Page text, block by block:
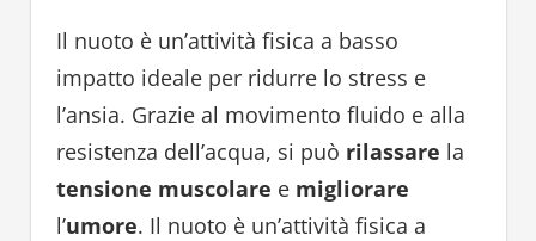
Il nuoto è un’attività fisica a basso
impatto ideale per ridurre lo stress e
l’ansia. Grazie al movimento fluido e alla
resistenza dell’acqua, si può rilassare la
tensione muscolare emigliorare
l’umore. Il nuoto è un’attività fisica a